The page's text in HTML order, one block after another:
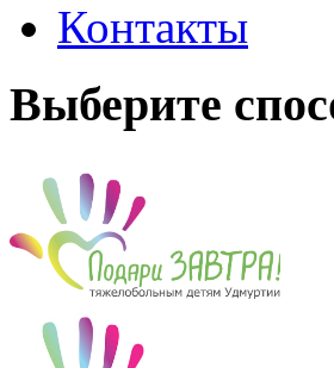
Контакты
Выберите